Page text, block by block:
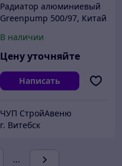
Радиатор алюминиевый
Greenpump 500/97, Китай
В наличии
Цену уточняйте
Написать
ЧУП СтройАвеню
г. Витебск
...